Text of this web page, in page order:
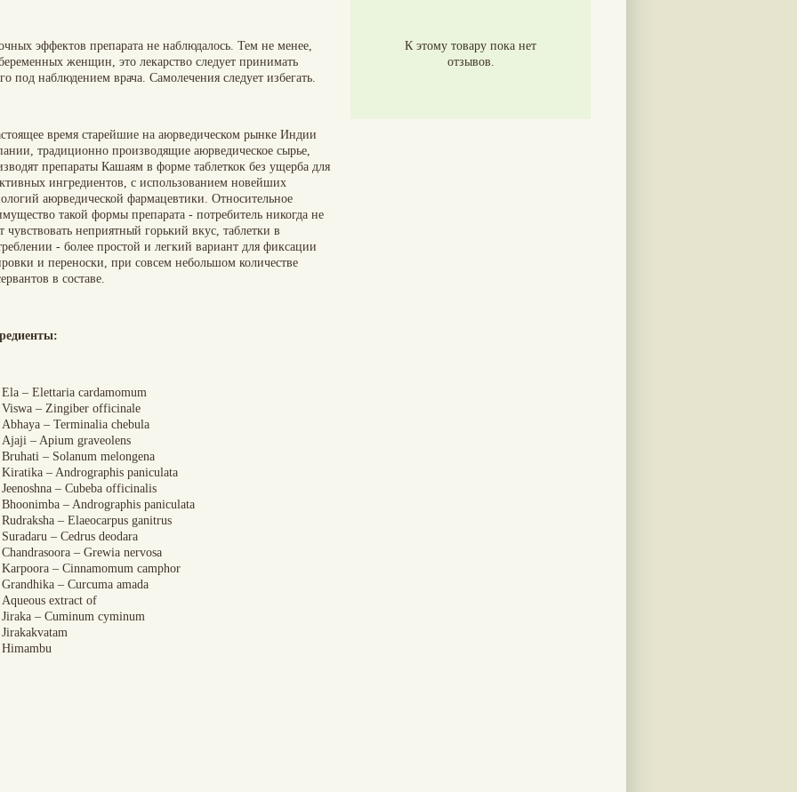
эффектов препарата не наблюдалось. Тем не менее,
женщин, это лекарство следует принимать
под наблюдением врача. Самолечения следует избегать.
время старейшие на аюрведическом рынке Индии
традиционно производящие аюрведическое сырье,
препараты Кашаям в форме таблеткок без ущерба для
ингредиентов, с использованием новейших
аюрведической фармацевтики. Относительное
такой формы препарата - потребитель никогда не
чувствовать неприятный горький вкус, таблетки в
- более простой и легкий вариант для фиксации
и переноски, при совсем небольшом количестве
в составе.
Ela – Elettaria cardamomum
Viswa – Zingiber officinale
Abhaya – Terminalia chebula
Ajaji – Apium graveolens
Bruhati – Solanum melongena
Kiratika – Andrographis paniculata
Jeenoshna – Cubeba officinalis
Bhoonimba – Andrographis paniculata
Rudraksha – Elaeocarpus ganitrus
Suradaru – Cedrus deodara
Chandrasoora – Grewia nervosa
Karpoora – Cinnamomum camphor
Grandhika – Curcuma amada
Aqueous extract of
Jiraka – Cuminum cyminum
Jirakakvatam
Himambu
К этому товару пока нет
отзывов.